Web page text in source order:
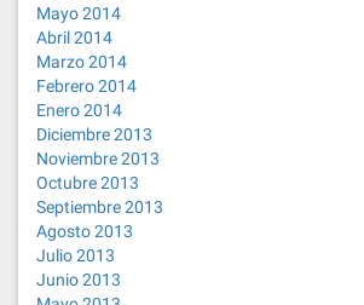
Mayo 2014
Abril 2014
Marzo 2014
Febrero 2014
Enero 2014
Diciembre 2013
Noviembre 2013
Octubre 2013
Septiembre 2013
Agosto 2013
Julio 2013
Junio 2013